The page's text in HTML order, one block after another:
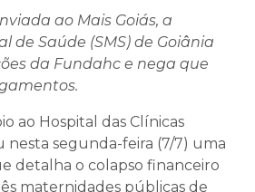
ao Mais Goiás, a
de Saúde (SMS) de Goiânia
da Fundahc e nega que
ao Hospital das Clínicas
segunda-feira (7/7) uma
detalha o colapso financeiro
maternidades públicas de